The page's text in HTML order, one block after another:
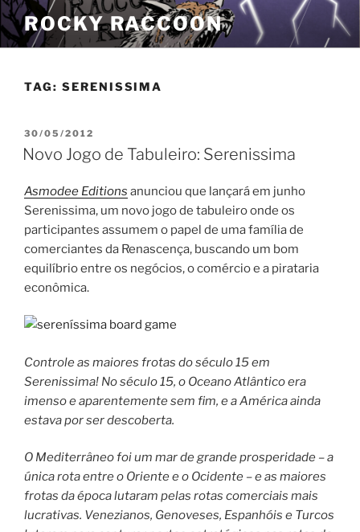
Pular
para
o
ROCKY RACCOON
TAG: SERENISSIMA
PUBLICADO
EM
30/05/2012
Novo Jogo de Tabuleiro: Serenissima
Asmodee Editions anunciou que lançará em junho
Serenissima, um novo jogo de tabuleiro onde os
participantes assumem o papel de uma família de
comerciantes da Renascença, buscando um bom
equilíbrio entre os negócios, o comércio e a pirataria
econômica.
Controle as maiores frotas do século 15 em
Serenissima! No século 15, o Oceano Atlântico era
imenso e aparentemente sem fim, e a América ainda
estava por ser descoberta.
O Mediterrâneo foi um mar de grande prosperidade – a
única rota entre o Oriente e o Ocidente – e as maiores
frotas da época lutaram pelas rotas comerciais mais
lucrativas. Venezianos, Genoveses, Espanhóis e Turcos